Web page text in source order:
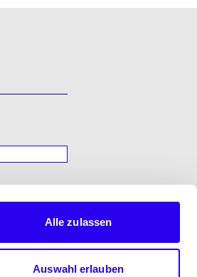
Alle zulassen
Auswahl erlauben